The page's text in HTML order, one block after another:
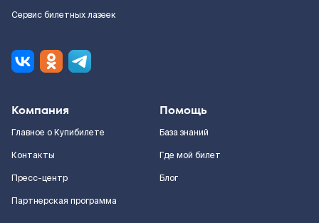
Сервис билетных лазеек
Компания
Главное о Купибилете
Контакты
Пресс-центр
Партнерская программа
Помощь
База знаний
Где мой билет
Блог